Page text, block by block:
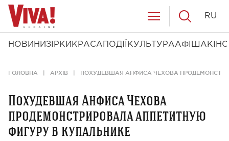
НОВИНИ ЗІРКИ КРАСА ПОДІЇ КУЛЬТУРААФІША КІНО
RU
ГОЛОВНА АРХІВ ПОХУДЕВШАЯ АНФИСА ЧЕХОВА
Похудевшая Анфиса Чехова
продемонстрировала аппетитную
фигуру в купальнике